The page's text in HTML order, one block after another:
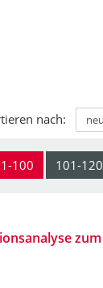
nach:
100 101-120
zum